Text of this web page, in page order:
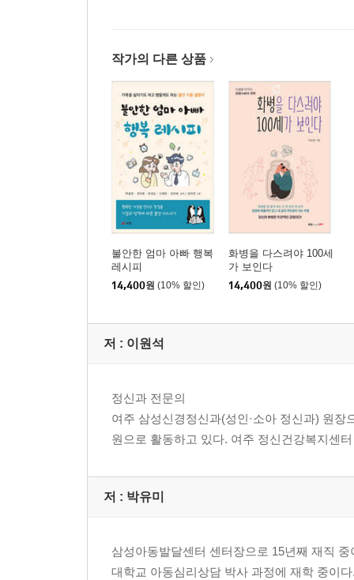
1. 유아기와 초등 저학년
2. 초등 고학년과 중학생
3. 고등학생과 청년기
4. 이혼 가정의 성인기 마음
5장_아이의 행동 뒤에 숨은 불안
1. 욕 뒤에 숨은 불안
3. 미안해하는 아이
4. ‘미안해’는 건강한 표현
6. 예민한 성인
작가의 다른 상품
불안한 엄마 아빠 행복
레시피
14,400원 (10% 할인)
화병을 다스려야 100세
가 보인다
14,400원 (10% 할인)
저 : 이원석
정신과 전문의
여주 삼성신경정신과(성인·소아 정신과) 원
원으로 활동하고 있다. 여주 정신건강복지센
저 : 박유미
삼성아동발달센터 센터장으로 15년째 재직
대학교 아동심리상담 박사 과정에 재학 중이